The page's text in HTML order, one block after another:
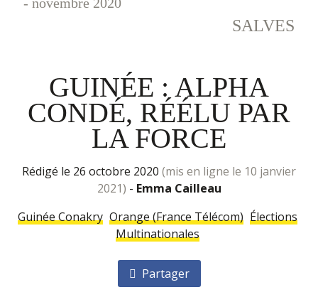
SALVES
GUINÉE : ALPHA
CONDÉ, RÉÉLU PAR
LA FORCE
rédigé le 26 octobre 2020 (mis en ligne le 10 janvier
2021) - Emma Cailleau
Guinée Conakry Orange (France Télécom) Élections
Multinationales
Partager